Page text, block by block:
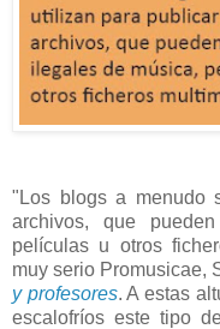
"Los blogs a menudo
archivos, que
películas u otros
muy serio Promusicae,
y profesores. A estas
escalofríos este tipo